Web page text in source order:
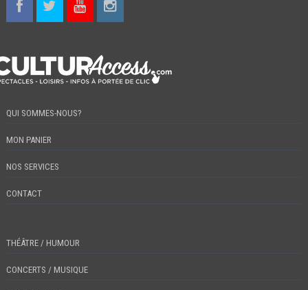
QUI SOMMES-NOUS?
MON PANIER
NOS SERVICES
CONTACT
THÉÂTRE / HUMOUR
CONCERTS / MUSIQUE